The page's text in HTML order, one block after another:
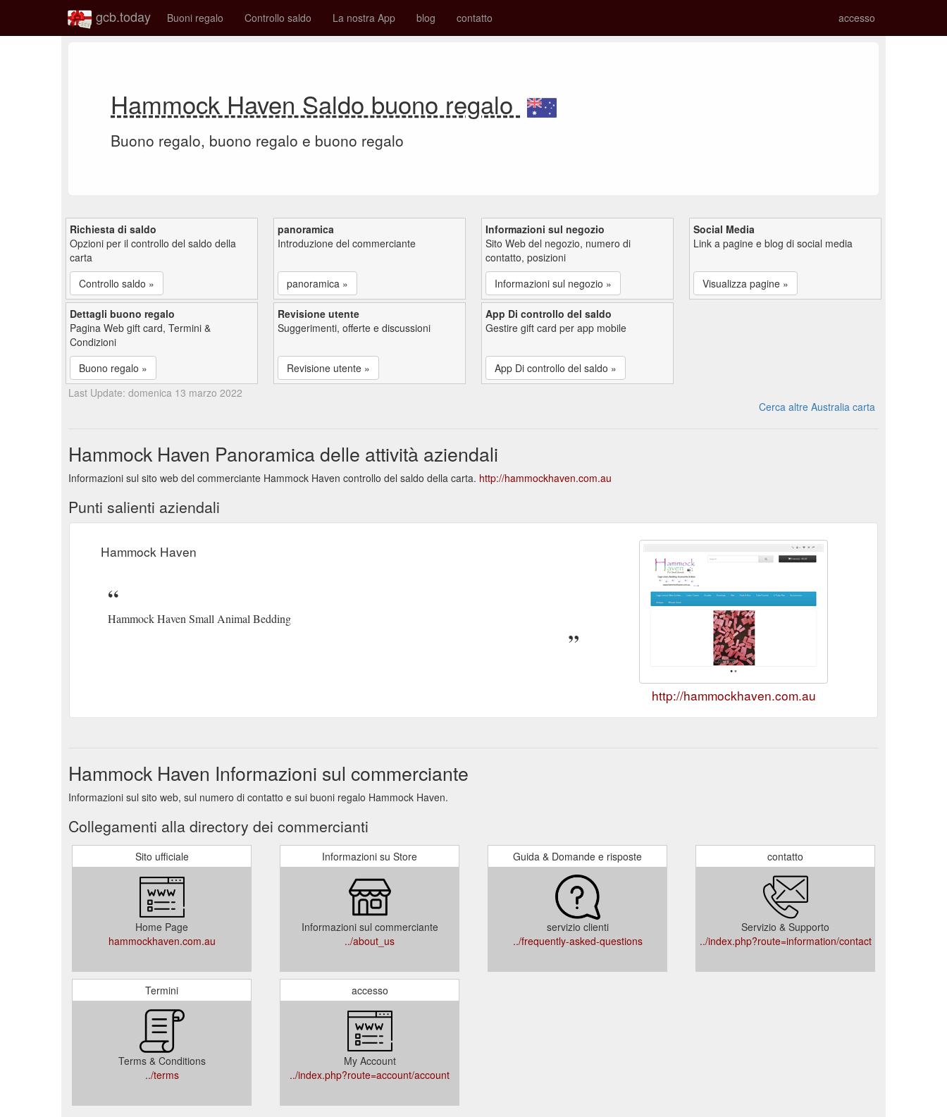
gcb.today Buoni regalo Controllo saldo La nostra App blog contatto accesso
Hammock Haven Saldo buono regalo
Buono regalo, buono regalo e buono regalo
Richiesta di saldo
Opzioni per il controllo del saldo della
carta
Controllo saldo »
panoramica
Introduzione del commerciante
panoramica »
Informazioni sul negozio
Sito Web del negozio, numero di
contatto, posizioni
Informazioni sul negozio »
Social Media
Link a pagine e blog di social media
Visualizza pagine »
Dettagli buono regalo
Pagina Web gift card, Termini &
Condizioni
Buono regalo »
Revisione utente
Suggerimenti, offerte e discussioni
Revisione utente »
App Di controllo del saldo
Gestire gift card per app mobile
App Di controllo del saldo »
Last Update: domenica 13 marzo 2022
Cerca altre Australia carta
Hammock Haven Panoramica delle attività aziendali
Informazioni sul sito web del commerciante Hammock Haven controllo del saldo della carta. http://hammockhaven.com.au
Punti salienti aziendali
Hammock Haven
Hammock Haven Small Animal Bedding
http://hammockhaven.com.au
Hammock Haven Informazioni sul commerciante
Informazioni sul sito web, sul numero di contatto e sui buoni regalo Hammock Haven.
Collegamenti alla directory dei commercianti
Sito ufficiale
Home Page
hammockhaven.com.au
Informazioni su Store
Informazioni sul commerciante
../about_us
Guida & Domande e risposte
servizio clienti
../frequently-asked-questions
contatto
Servizio & Supporto
../index.php?route=information/contact
Termini
Terms & Conditions
../terms
accesso
My Account
../index.php?route=account/account